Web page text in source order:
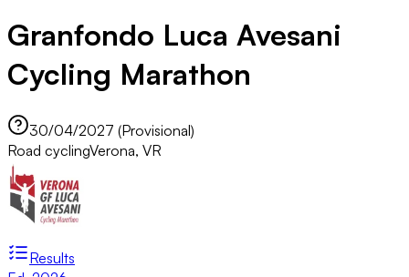
Granfondo Luca Avesani
Cycling Marathon
30/04/2027 (Provisional)
Road cyclingVerona, VR
Results